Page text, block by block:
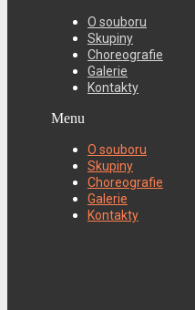
O souboru
Skupiny
Choreografie
Galerie
Kontakty
Menu
O souboru
Skupiny
Choreografie
Galerie
Kontakty